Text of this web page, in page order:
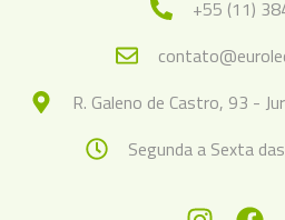
+55 (11)
R. Galeno de Castro, 93 -
Segunda a Sexta